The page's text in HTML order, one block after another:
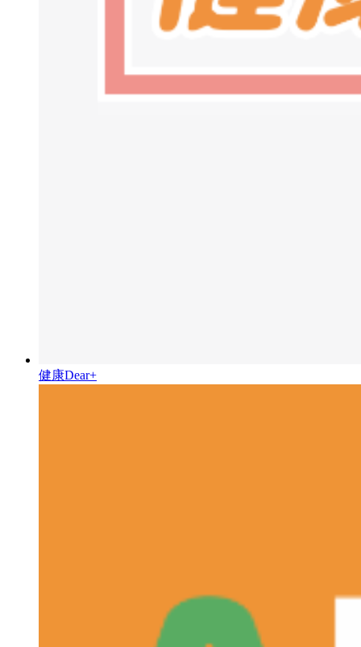
健康Dear+